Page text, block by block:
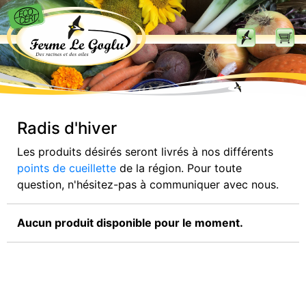
Radis d'hiver
Les produits désirés seront livrés à nos différents
points de cueillette de la région. Pour toute
question, n'hésitez-pas à communiquer avec nous.
Aucun produit disponible pour le moment.